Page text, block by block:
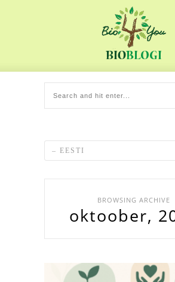
BROWSING ARCHIVE
oktoober,